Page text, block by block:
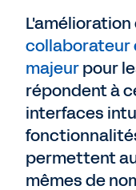
L'amélioration
collaborateur
majeurpour
répondent à
interfaces
permettent
mêmes de